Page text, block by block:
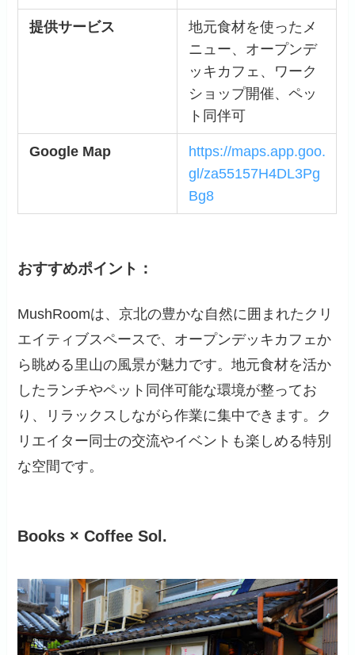
提供サービス
地元食材を使ったメ
ニュー、オープンデ
ッキカフェ、ワーク
ショップ開催、ペッ
ト同伴可
Google Map
https://maps.app.goo.
gl/za55157H4DL3Pg
Bg8
おすすめポイント：
MushRoomは、京北の豊かな自然に囲まれたクリ
エイティブスペースで、オープンデッキカフェか
ら眺める里山の風景が魅力です。地元食材を活か
したランチやペット同伴可能な環境が整ってお
り、リラックスしながら作業に集中できます。ク
リエイター同士の交流やイベントも楽しめる特別
な空間です。
Books × Coffee Sol.